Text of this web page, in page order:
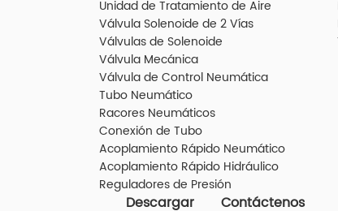
Unidad de Tratamiento de Aire
Válvula Solenoide de 2 Vías
Válvulas de Solenoide
Válvula Mecánica
Válvula de Control Neumática
Tubo Neumático
Racores Neumáticos
Conexión de Tubo
Acoplamiento Rápido Neumático
Acoplamiento Rápido Hidráulico
Reguladores de Presión
Descargar Contáctenos